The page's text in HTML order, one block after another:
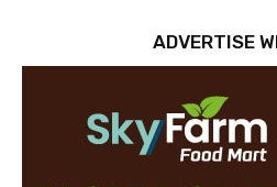
ADVERTISE